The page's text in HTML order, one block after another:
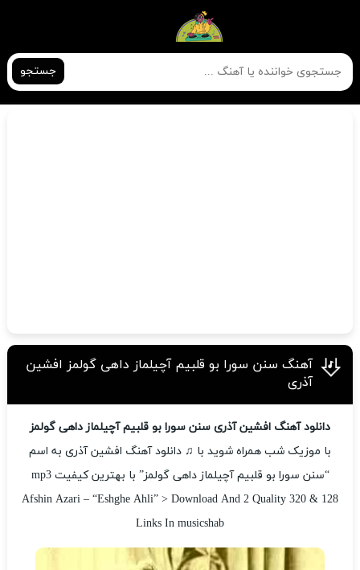
جستجو
آهنگ سنن سورا بو قلبیم آچیلماز داهی گولمز افشین
آذری
دانلود آهنگ افشین آذری سنن سورا بو قلبیم آچیلماز داهی گولمز
با موزیک شب همراه شوید با ♫ دانلود آهنگ افشین آذری به اسم
“سنن سورا بو قلبیم آچیلماز داهی گولمز” با بهترین کیفیت mp3
Afshin Azari – “Eshghe Ahli” > Download And 2 Quality 320 & 128
Links In musicshab